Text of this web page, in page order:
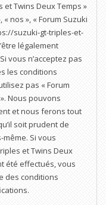
et Twins Deux Temps »
nos », « Forum Suzuki
suzuki-gt-triples-et-
légalement
vous n’acceptez pas
les conditions
pas « Forum
Nous pouvons
et nous ferons tout
soit prudent de
Si vous
et Twins Deux
été effectués, vous
des conditions